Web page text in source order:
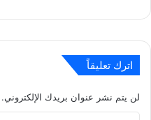
اترك تعليقاً
لن يتم نشر عنوان بريدك الإلكتروني.